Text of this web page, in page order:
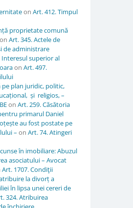
on Art. 412. Timpul
proprietate comună
Art. 345. Actele de
de administrare
Interesul superior al
on Art. 497.
plan juridic, politic,
și religios, –
on Art. 259. Căsătoria
primarul Daniel
au fost postate pe
– on Art. 74. Atingeri
în imobiliare: Abuzul
asociatului – Avocat
Art. 1707. Condiţii
la divorț a
în lipsa unei cereri de
324. Atribuirea